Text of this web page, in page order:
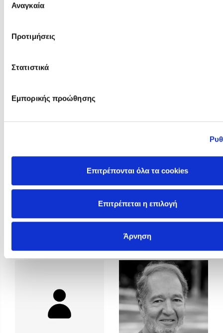
συγκατάθεσης
Αναγκαία
Προτιμήσεις
Στατιστικά
Εμπορικής προώθησης
Επιτρέπονται όλα τα cookies
Επιτρέπεται η επιλογή
Άρνηση